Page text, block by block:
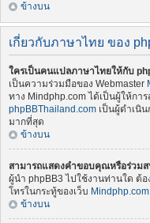
ข้างบน
เกี่ยวกับภาษาไทย ของ
ใครเป็นคนแปลภาษาไทยให้กับ
เป็นความร่วมมือของ Webmaster
ทาง Mindphp.com ได้เป็นผู้ให้กา
phpBBThailand.com เป็นผู้ดำเนิ
มากที่สุด
ข้างบน
สามารถแสดงคำขอบคุณหรือร่วม
ผู้นำ phpBB3 ไปใช้งานท่านใด ต้
โทรในกระทู้ของเว็บ Mindphp.com
ข้างบน